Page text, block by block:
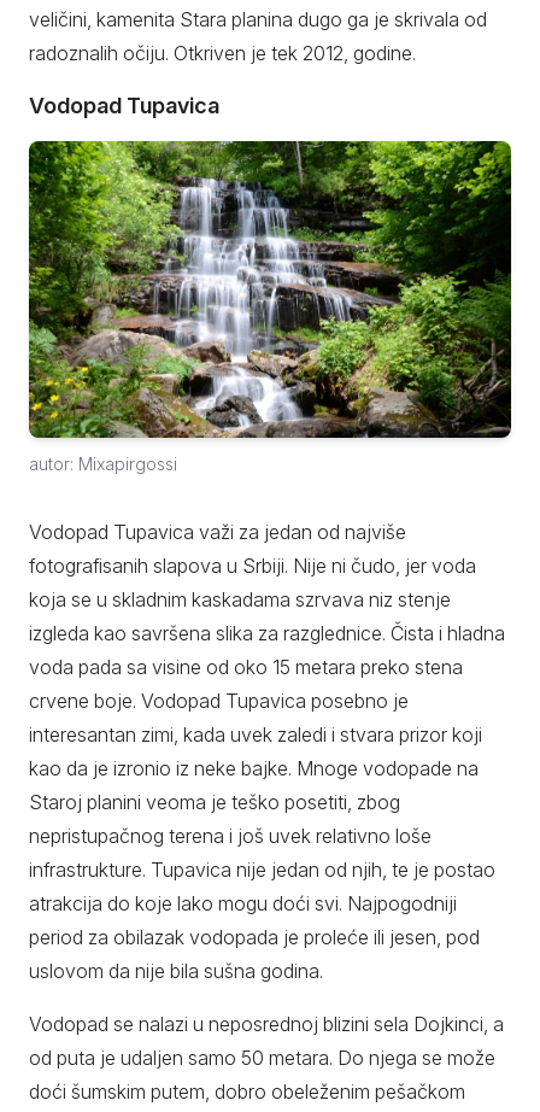
veličini, kamenita Stara planina dugo ga je skrivala od
radoznalih očiju. Otkriven je tek 2012, godine.
Vodopad Tupavica
autor: Mixapirgossi
Vodopad Tupavica važi za jedan od najviše
fotografisanih slapova u Srbiji. Nije ni čudo, jer voda
koja se u skladnim kaskadama szrvava niz stenje
izgleda kao savršena slika za razglednice. Čista i hladna
voda pada sa visine od oko 15 metara preko stena
crvene boje. Vodopad Tupavica posebno je
interesantan zimi, kada uvek zaledi i stvara prizor koji
kao da je izronio iz neke bajke. Mnoge vodopade na
Staroj planini veoma je teško posetiti, zbog
nepristupačnog terena i još uvek relativno loše
infrastrukture. Tupavica nije jedan od njih, te je postao
atrakcija do koje lako mogu doći svi. Najpogodniji
period za obilazak vodopada je proleće ili jesen, pod
uslovom da nije bila sušna godina.
Vodopad se nalazi u neposrednoj blizini sela Dojkinci, a
od puta je udaljen samo 50 metara. Do njega se može
doći šumskim putem, dobro obeleženim pešačkom